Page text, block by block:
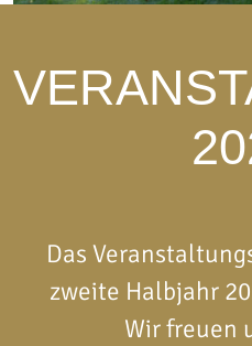
Das
zweite Halbjahr
Wir freuen